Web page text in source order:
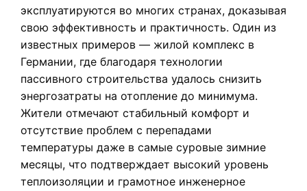
эксплуатируются во многих странах, доказывая
свою эффективность и практичность. Один из
известных примеров — жилой комплекс в
Германии, где благодаря технологии
пассивного строительства удалось снизить
энергозатраты на отопление до минимума.
Жители отмечают стабильный комфорт и
отсутствие проблем с перепадами
температуры даже в самые суровые зимние
месяцы, что подтверждает высокий уровень
теплоизоляции и грамотное инженерное